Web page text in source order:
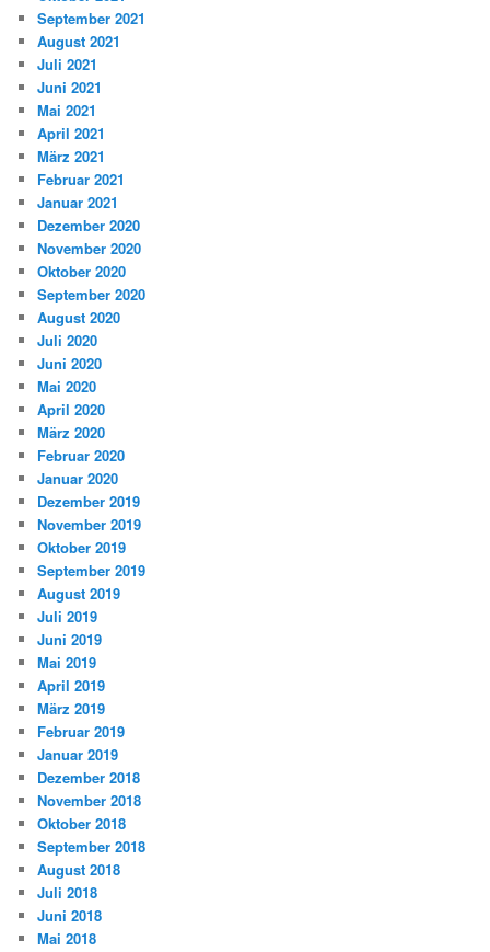
September 2021
August 2021
Juli 2021
Juni 2021
Mai 2021
April 2021
März 2021
Februar 2021
Januar 2021
Dezember 2020
November 2020
Oktober 2020
September 2020
August 2020
Juli 2020
Juni 2020
Mai 2020
April 2020
März 2020
Februar 2020
Januar 2020
Dezember 2019
November 2019
Oktober 2019
September 2019
August 2019
Juli 2019
Juni 2019
Mai 2019
April 2019
März 2019
Februar 2019
Januar 2019
Dezember 2018
November 2018
Oktober 2018
September 2018
August 2018
Juli 2018
Juni 2018
Mai 2018